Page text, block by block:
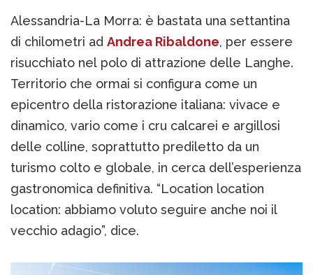
Alessandria-La Morra: è bastata una settantina
di chilometri ad Andrea Ribaldone, per essere
risucchiato nel polo di attrazione delle Langhe.
Territorio che ormai si configura come un
epicentro della ristorazione italiana: vivace e
dinamico, vario come i cru calcarei e argillosi
delle colline, soprattutto prediletto da un
turismo colto e globale, in cerca dell’esperienza
gastronomica definitiva. “Location location
location: abbiamo voluto seguire anche noi il
vecchio adagio”, dice.